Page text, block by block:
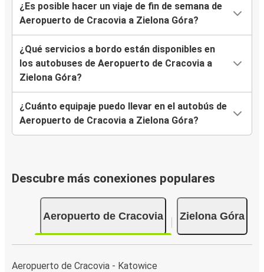
¿Es posible hacer un viaje de fin de semana de
Aeropuerto de Cracovia a Zielona Góra?
¿Qué servicios a bordo están disponibles en
los autobuses de Aeropuerto de Cracovia a
Zielona Góra?
¿Cuánto equipaje puedo llevar en el autobús de
Aeropuerto de Cracovia a Zielona Góra?
Descubre más conexiones populares
Aeropuerto de Cracovia Zielona Góra
Aeropuerto de Cracovia - Katowice